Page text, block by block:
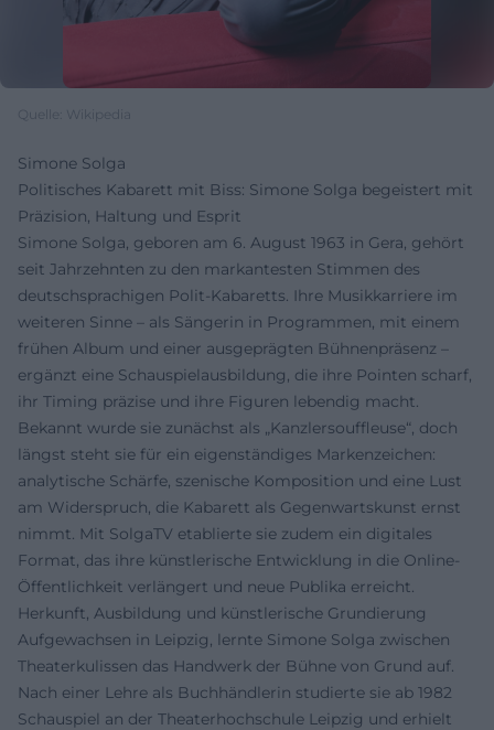
Quelle: Wikipedia
Simone Solga
Politisches Kabarett mit Biss: Simone Solga begeistert mit
Präzision, Haltung und Esprit
Simone Solga, geboren am 6. August 1963 in Gera, gehört
seit Jahrzehnten zu den markantesten Stimmen des
deutschsprachigen Polit-Kabaretts. Ihre Musikkarriere im
weiteren Sinne – als Sängerin in Programmen, mit einem
frühen Album und einer ausgeprägten Bühnenpräsenz –
ergänzt eine Schauspielausbildung, die ihre Pointen scharf,
ihr Timing präzise und ihre Figuren lebendig macht.
Bekannt wurde sie zunächst als „Kanzlersouffleuse“, doch
längst steht sie für ein eigenständiges Markenzeichen:
analytische Schärfe, szenische Komposition und eine Lust
am Widerspruch, die Kabarett als Gegenwartskunst ernst
nimmt. Mit SolgaTV etablierte sie zudem ein digitales
Format, das ihre künstlerische Entwicklung in die Online-
Öffentlichkeit verlängert und neue Publika erreicht.
Herkunft, Ausbildung und künstlerische Grundierung
Aufgewachsen in Leipzig, lernte Simone Solga zwischen
Theaterkulissen das Handwerk der Bühne von Grund auf.
Nach einer Lehre als Buchhändlerin studierte sie ab 1982
Schauspiel an der Theaterhochschule Leipzig und erhielt